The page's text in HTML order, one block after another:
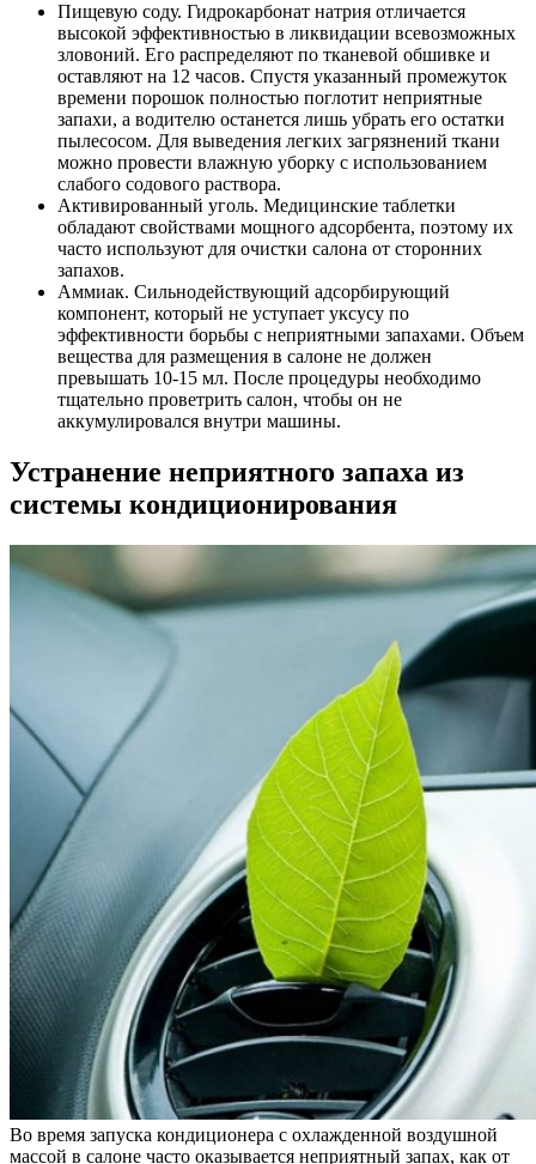
Пищевую соду. Гидрокарбонат натрия отличается
высокой эффективностью в ликвидации всевозможных
зловоний. Его распределяют по тканевой обшивке и
оставляют на 12 часов. Спустя указанный промежуток
времени порошок полностью поглотит неприятные
запахи, а водителю останется лишь убрать его остатки
пылесосом. Для выведения легких загрязнений ткани
можно провести влажную уборку с использованием
слабого содового раствора.
Активированный уголь. Медицинские таблетки
обладают свойствами мощного адсорбента, поэтому их
часто используют для очистки салона от сторонних
запахов.
Аммиак. Сильнодействующий адсорбирующий
компонент, который не уступает уксусу по
эффективности борьбы с неприятными запахами. Объем
вещества для размещения в салоне не должен
превышать 10-15 мл. После процедуры необходимо
тщательно проветрить салон, чтобы он не
аккумулировался внутри машины.
Устранение неприятного запаха из
системы кондиционирования
Во время запуска кондиционера с охлажденной воздушной
массой в салоне часто оказывается неприятный запах, как от